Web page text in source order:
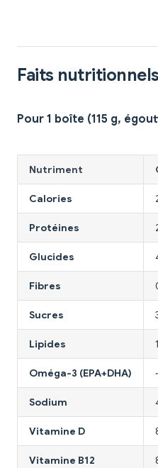
Faits
Pour 1 boîte (115 g,
Nutriment
Calories
Protéines
Glucides
Fibres
Sucres
Lipides
Oméga-3 (EPA+DHA)
Sodium
Vitamine D
Vitamine B12